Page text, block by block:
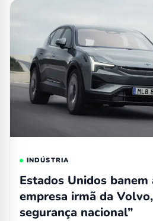
INDÚSTRIA
Estados Unidos banem
empresa irmã da
segurança nacional”